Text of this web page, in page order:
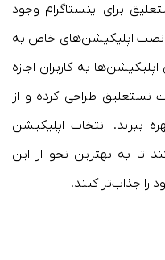
برای اینستاگرام وجود
با نصب اپلیکیشن‌های خاص به
به کاربران اجازه
نستعلیق طراحی کرده و از
ببرند. انتخاب اپلیکیشن
تا به بهترین نحو از این
را جذاب‌تر کنند.